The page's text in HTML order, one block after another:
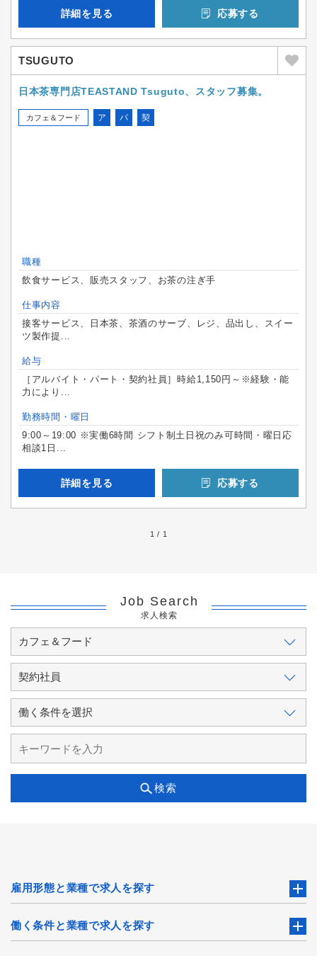
詳細を見る 応募する
TSUGUTO
日本茶専門店TEASTAND Tsuguto、スタッフ募集。
カフェ＆フード ア パ 契
職種
飲食サービス、販売スタッフ、お茶の注ぎ手
仕事内容
接客サービス、日本茶、茶酒のサーブ、レジ、品出し、スイー
ツ製作提...
給与
［アルバイト・パート・契約社員］時給1,150円～※経験・能
力により...
勤務時間・曜日
9:00～19:00 ※実働6時間 シフト制土日祝のみ可時間・曜日応
相談1日...
詳細を見る 応募する
1 / 1
Job Search
求人検索
検索
雇用形態と業種で求人を探す
働く条件と業種で求人を探す